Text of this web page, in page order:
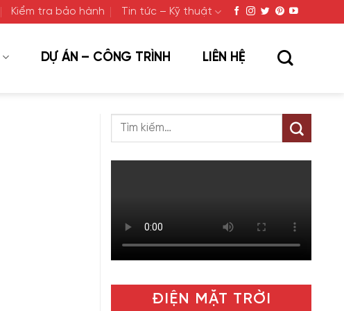
Kiểm tra bảo hành Tin tức – Kỹ thuật
DỰ ÁN – CÔNG TRÌNH LIÊN HỆ
ĐIỆN MẶT TRỜI